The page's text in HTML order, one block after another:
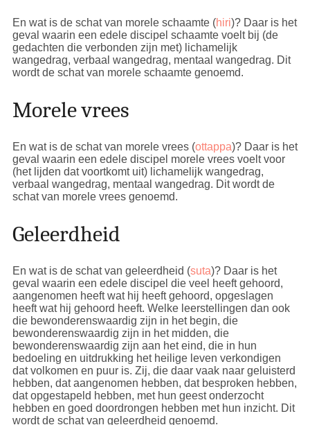
En wat is de schat van morele schaamte (hiri)? Daar is het
geval waarin een edele discipel schaamte voelt bij (de
gedachten die verbonden zijn met) lichamelijk
wangedrag, verbaal wangedrag, mentaal wangedrag. Dit
wordt de schat van morele schaamte genoemd.
Morele vrees
En wat is de schat van morele vrees (ottappa)? Daar is het
geval waarin een edele discipel morele vrees voelt voor
(het lijden dat voortkomt uit) lichamelijk wangedrag,
verbaal wangedrag, mentaal wangedrag. Dit wordt de
schat van morele vrees genoemd.
Geleerdheid
En wat is de schat van geleerdheid (suta)? Daar is het
geval waarin een edele discipel die veel heeft gehoord,
aangenomen heeft wat hij heeft gehoord, opgeslagen
heeft wat hij gehoord heeft. Welke leerstellingen dan ook
die bewonderenswaardig zijn in het begin, die
bewonderenswaardig zijn in het midden, die
bewonderenswaardig zijn aan het eind, die in hun
bedoeling en uitdrukking het heilige leven verkondigen
dat volkomen en puur is. Zij, die daar vaak naar geluisterd
hebben, dat aangenomen hebben, dat besproken hebben,
dat opgestapeld hebben, met hun geest onderzocht
hebben en goed doordrongen hebben met hun inzicht. Dit
wordt de schat van geleerdheid genoemd.